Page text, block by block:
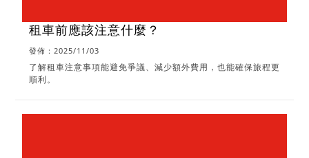
租車前應該注意什麼？
發佈：2025/11/03
了解租車注意事項能避免爭議、減少額外費用，也能確保旅程更
順利。